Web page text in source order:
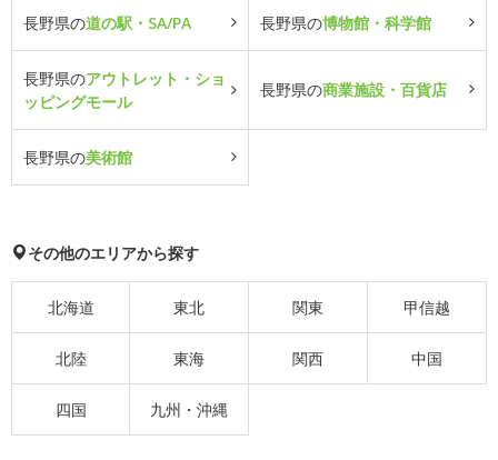
長野県の道の駅・SA/PA 長野県の博物館・科学館
長野県のアウトレット・ショ
ッピングモール
長野県の商業施設・百貨店
長野県の美術館
その他のエリアから探す
北海道 東北 関東 甲信越
北陸 東海 関西 中国
四国 九州・沖縄